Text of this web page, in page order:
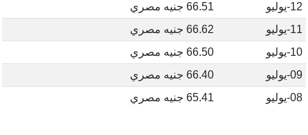
12-يوليو
66.51 جنيه مصري
11-يوليو
66.62 جنيه مصري
10-يوليو
66.50 جنيه مصري
09-يوليو
66.40 جنيه مصري
08-يوليو
65.41 جنيه مصري